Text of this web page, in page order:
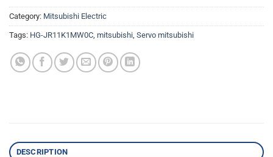
Category: Mitsubishi Electric
Tags: HG-JR11K1MW0C mitsubishi Servo mitsubishi
DESCRIPTION